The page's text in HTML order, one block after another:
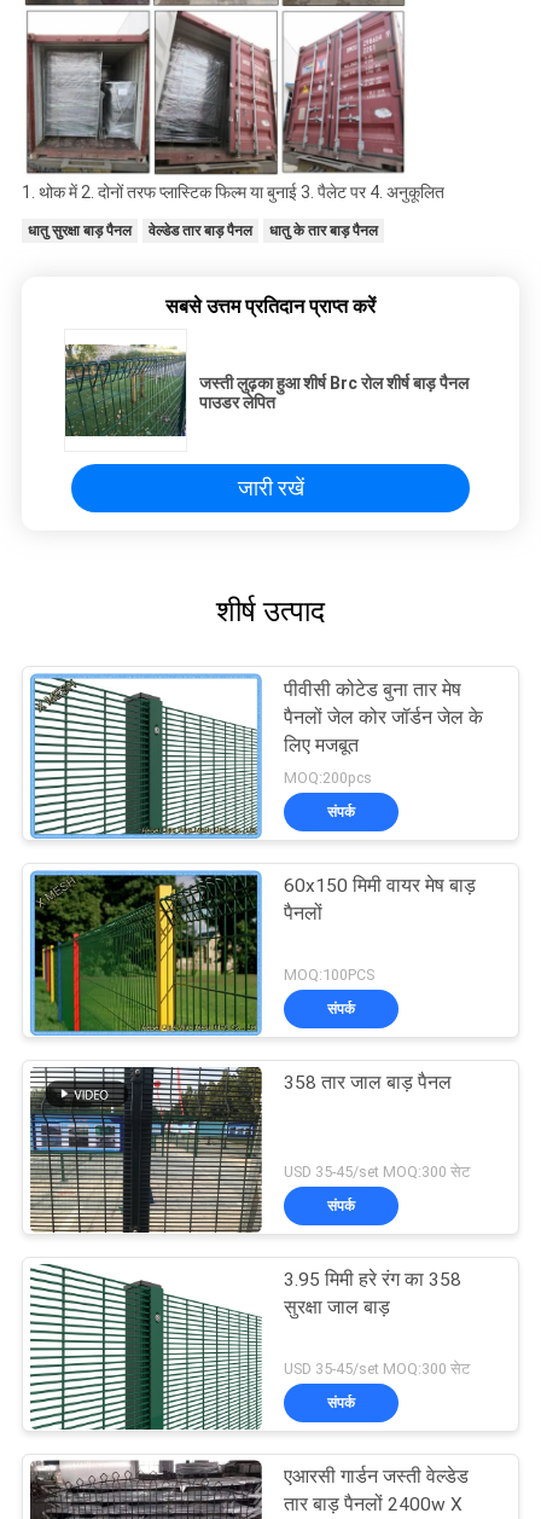
1. थोक में 2. दोनों तरफ प्लास्टिक फिल्म या बुनाई 3. पैलेट पर 4. अनुकूलित
धातु सुरक्षा बाड़ पैनल वेल्डेड तार बाड़ पैनल धातु के तार बाड़ पैनल
सबसे उत्तम प्रतिदान प्राप्त करें
जस्ती लुढ़का हुआ शीर्ष Brc रोल शीर्ष बाड़ पैनल
पाउडर लेपित
जारी रखें
शीर्ष उत्पाद
पीवीसी कोटेड बुना तार मेष
पैनलों जेल कोर जॉर्डन जेल के
लिए मजबूत
MOQ:200pcs
संपर्क
60x150 मिमी वायर मेष बाड़
पैनलों
MOQ:100PCS
संपर्क
358 तार जाल बाड़ पैनल
USD 35-45/set MOQ:300 सेट
संपर्क
3.95 मिमी हरे रंग का 358
सुरक्षा जाल बाड़
USD 35-45/set MOQ:300 सेट
संपर्क
एआरसी गार्डन जस्ती वेल्डेड
तार बाड़ पैनलों 2400w X